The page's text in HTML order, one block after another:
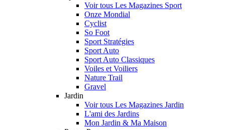
Voir tous Les Magazines Sport
Onze Mondial
Cyclist
So Foot
Sport Stratégies
Sport Auto
Sport Auto Classiques
Voiles et Voiliers
Nature Trail
Gravel
Jardin
Voir tous Les Magazines Jardin
L'ami des Jardins
Mon Jardin & Ma Maison